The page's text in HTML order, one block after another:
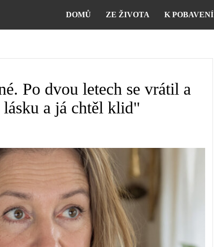
DOMŮ ZE ŽIVOTA K POBAVENÍ
Po dvou letech se vrátil a
a já chtěl klid"